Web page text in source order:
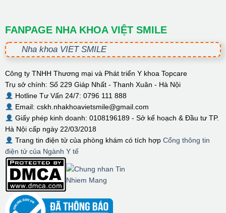
FANPAGE NHA KHOA VIỆT SMILE
Nha khoa VIET SMILE
Công ty TNHH Thương mại và Phát triển Y khoa Topcare
Trụ sở chính: Số 229 Giáp Nhất - Thanh Xuân - Hà Nội
Hotline Tư Vấn 24/7: 0796 111 888
Email: cskh.nhakhoavietsmile@gmail.com
Giấy phép kinh doanh: 0108196189 - Sở kế hoạch & Đầu tư TP.
Hà Nội cấp ngày 22/03/2018
Trang tin điện tử của phòng khám có tích hợp Cổng thông tin
điện tử của Ngành Y tế